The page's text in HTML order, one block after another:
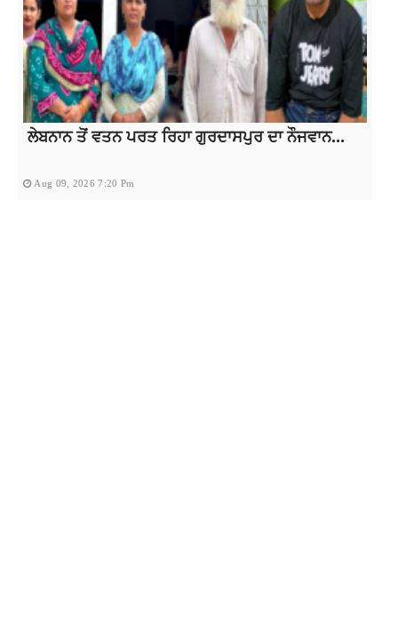
ਲੇਬਨਾਨ ਤੋਂ ਵਤਨ ਪਰਤ ਰਿਹਾ ਗੁਰਦਾਸਪੁਰ ਦਾ ਨੌਜਵਾਨ...
Aug 09, 2026 7:20 Pm